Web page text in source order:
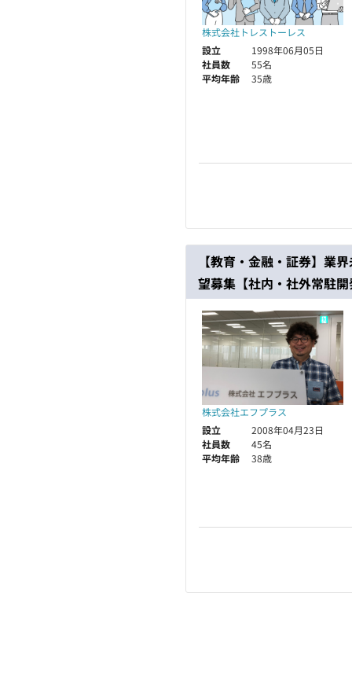
株式会社トレストーレス
設立
1998年06月05日
社員数
55名
平均年齢
35歳
【教育・金融・証券】業
望募集【社内・社外常駐
株式会社エフプラス
設立
2008年04月23日
社員数
45名
平均年齢
38歳